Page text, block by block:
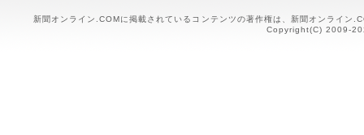
新聞オンライン.COMに掲載されているコンテンツの著作権は、新聞オンライン
Copyright(C) 2009-